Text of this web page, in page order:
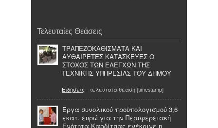
Τελευταίες Θεάσεις
ΤΡΑΠΕΖΟΚΑΘΙΣΜΑΤΑ ΚΑΙ
ΑΥΘΑΙΡΕΤΕΣ ΚΑΤΑΣΚΕΥΕΣ Ο
ΣΤΟΧΟΣ ΤΩΝ ΕΛΕΓΧΩΝ ΤΗΣ
ΤΕΧΝΙΚΗΣ ΥΠΗΡΕΣΙΑΣ ΤΟΥ ΔΗΜΟΥ
Ειδήσεις - τελευταία θέαση [timestamp]
Έργα συνολικού προϋπολογισμού 3,6
εκατ. ευρώ για την Περιφερειακή
Ενότητα Καρδίτσας ενέκρινε η